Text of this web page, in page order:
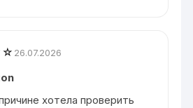
26.07.2026
хотела проверить